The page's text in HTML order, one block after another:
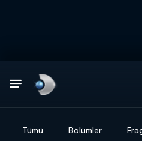
Tümü Bölümler